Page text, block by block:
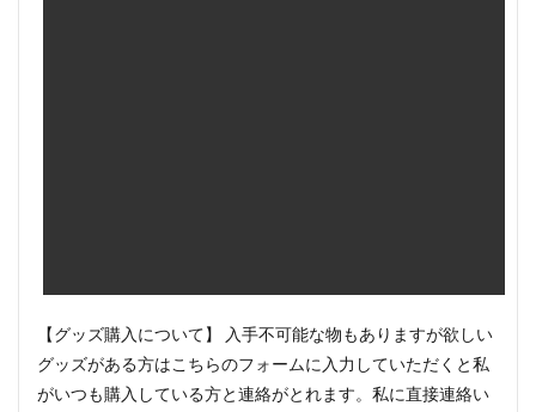
【グッズ購入について】 入手不可能な物もありますが欲しい
グッズがある方はこちらのフォームに入力していただくと私
がいつも購入している方と連絡がとれます。私に直接連絡い